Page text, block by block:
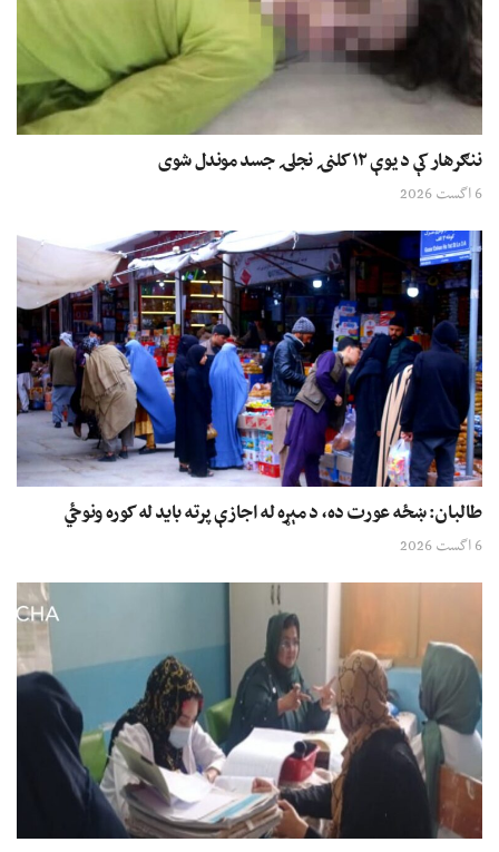
ننګرهار کې د یوې ۱۲ کلنۍ نجلۍ جسد موندل شوی
6 اگست 2026
طالبان: ښځه عورت ده، د مېړه له اجازې پرته باید له کوره ونوځي
6 اگست 2026